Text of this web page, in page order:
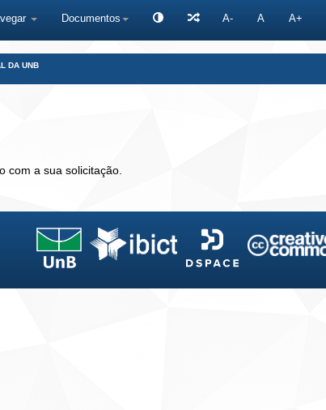
Documentos A- A A+
DA UNB
com a sua solicitação.